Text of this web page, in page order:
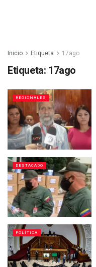
Inicio Etiqueta 17ago
Etiqueta: 17ago
REGIONALES
DESTACADO
POLÍTICA